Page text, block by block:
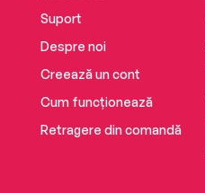
Suport
Despre noi
Creează un cont
Cum funcționează
Retragere din comandă